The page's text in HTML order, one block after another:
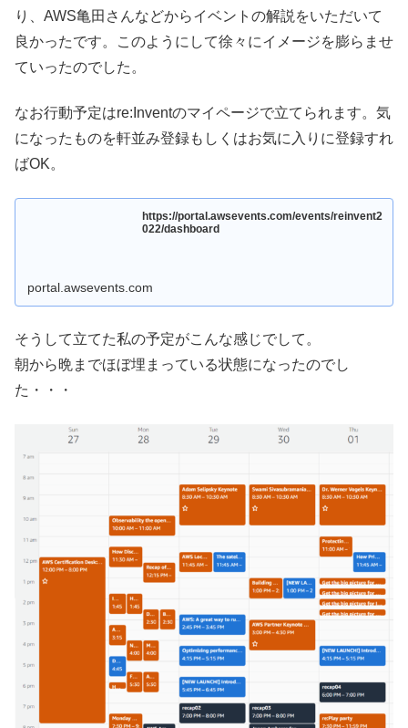
り、AWS亀田さんなどからイベントの解説をいただいて
良かったです。このようにして徐々にイメージを膨らませ
ていったのでした。
なお行動予定はre:Inventのマイページで立てられます。気
になったものを軒並み登録もしくはお気に入りに登録すれ
ばOK。
https://portal.awsevents.com/events/reinvent2
022/dashboard
portal.awsevents.com
そうして立てた私の予定がこんな感じでして。
朝から晩までほぼ埋まっている状態になったのでし
た・・・